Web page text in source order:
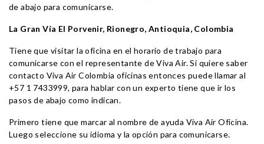
de abajo para comunicarse.
La Gran Vía El Porvenir, Rionegro, Antioquia, Colombia
Tiene que visitar la oficina en el horario de trabajo para
comunicarse con el representante de Viva Air. Si quiere saber
contacto Viva Air Colombia oficinas entonces puede llamar al
+57 1 7433999, para hablar con un experto tiene que ir los
pasos de abajo como indican.
Primero tiene que marcar al nombre de ayuda Viva Air Oficina.
Luego seleccione su idioma y la opción para comunicarse.